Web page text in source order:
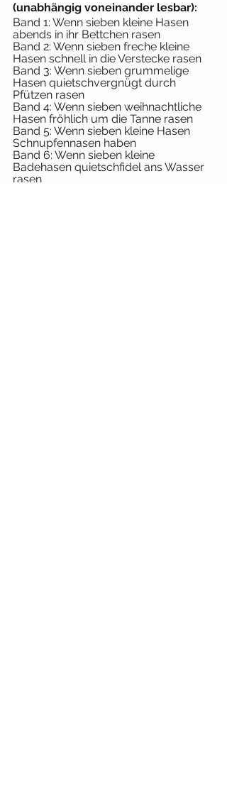
(unabhängig voneinander lesbar):
Band 1: Wenn sieben kleine Hasen
abends in ihr Bettchen rasen
Band 2: Wenn sieben freche kleine
Hasen schnell in die Verstecke rasen
Band 3: Wenn sieben grummelige
Hasen quietschvergnügt durch
Pfützen rasen
Band 4: Wenn sieben weihnachtliche
Hasen fröhlich um die Tanne rasen
Band 5: Wenn sieben kleine Hasen
Schnupfennasen haben
Band 6: Wenn sieben kleine
Badehasen quietschfidel ans Wasser
rasen